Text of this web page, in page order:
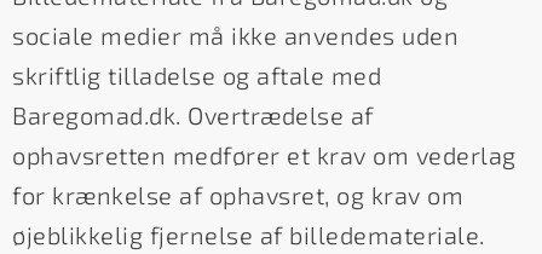
sociale medier må ikke anvendes uden
skriftlig tilladelse og aftale med
Baregomad.dk. Overtrædelse af
ophavsretten medfører et krav om vederlag
for krænkelse af ophavsret, og krav om
øjeblikkelig fjernelse af billedemateriale.